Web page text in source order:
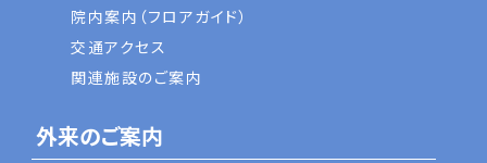
院内案内（フロアガイド）
交通アクセス
関連施設のご案内
外来のご案内